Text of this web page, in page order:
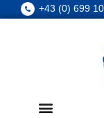
+43 (0) 699